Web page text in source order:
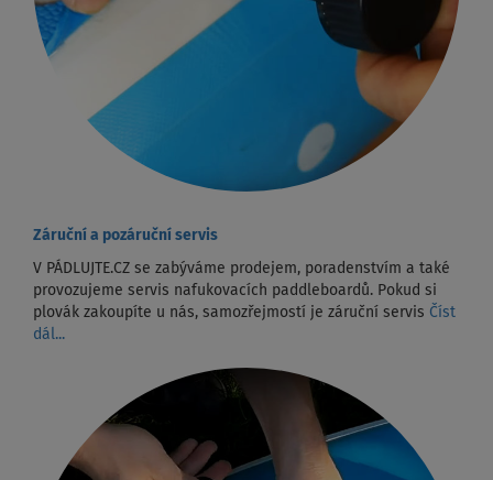
Záruční a pozáruční servis
V PÁDLUJTE.CZ se zabýváme prodejem, poradenstvím a také
provozujeme servis nafukovacích paddleboardů. Pokud si
plovák zakoupíte u nás, samozřejmostí je záruční servis Číst
dál...